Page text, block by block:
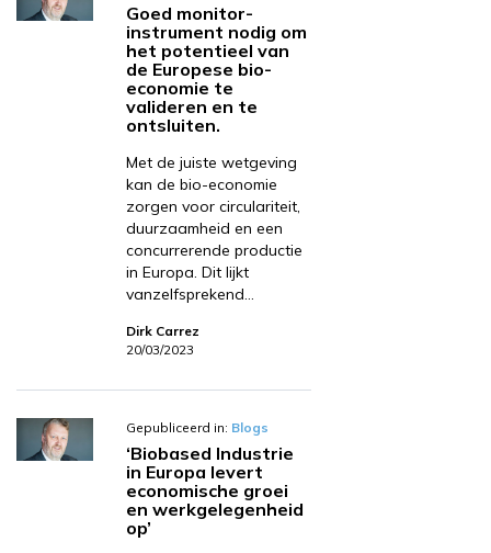
Goed monitor-
instrument nodig om
het potentieel van
de Europese bio-
economie te
valideren en te
ontsluiten.
Met de juiste wetgeving
kan de bio-economie
zorgen voor circulariteit,
duurzaamheid en een
concurrerende productie
in Europa. Dit lijkt
vanzelfsprekend…
Dirk Carrez
20/03/2023
Gepubliceerd in: Blogs
‘Biobased Industrie
in Europa levert
economische groei
en werkgelegenheid
op’